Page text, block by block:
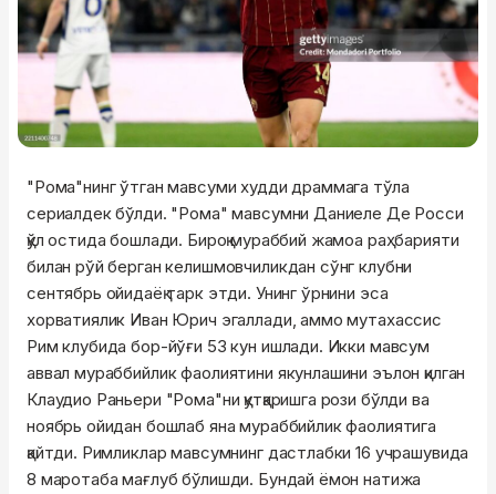
"Рома"нинг ўтган мавсуми худди драммага тўла
сериалдек бўлди. "Рома" мавсумни Даниеле Де Росси
қўл остида бошлади. Бироқ мураббий жамоа раҳбарияти
билан рўй берган келишмовчиликдан сўнг клубни
сентябрь ойидаёқ тарк этди. Унинг ўрнини эса
хорватиялик Иван Юрич эгаллади, аммо мутахассис
Рим клубида бор-йўғи 53 кун ишлади. Икки мавсум
аввал мураббийлик фаолиятини якунлашини эълон қилган
Клаудио Раньери "Рома"ни қутқаришга рози бўлди ва
ноябрь ойидан бошлаб яна мураббийлик фаолиятига
қайтди. Римликлар мавсумнинг дастлабки 16 учрашувида
8 маротаба мағлуб бўлишди. Бундай ёмон натижа